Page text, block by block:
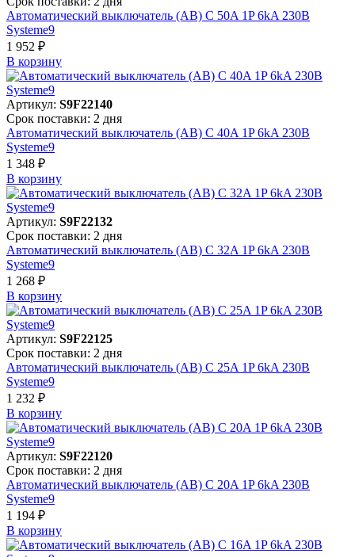
Автоматический выключатель (АВ) C 50A 1P 6kA 230В
Systeme9
1 952 ₽
В корзинy
Артикул: S9F22140
Срок поставки: 2 дня
Автоматический выключатель (АВ) C 40A 1P 6kA 230В
Systeme9
1 348 ₽
В корзинy
Артикул: S9F22132
Срок поставки: 2 дня
Автоматический выключатель (АВ) C 32A 1P 6kA 230В
Systeme9
1 268 ₽
В корзинy
Артикул: S9F22125
Срок поставки: 2 дня
Автоматический выключатель (АВ) C 25A 1P 6kA 230В
Systeme9
1 232 ₽
В корзинy
Артикул: S9F22120
Срок поставки: 2 дня
Автоматический выключатель (АВ) C 20A 1P 6kA 230В
Systeme9
1 194 ₽
В корзинy